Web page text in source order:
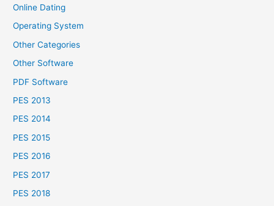
Online Dating
Operating System
Other Categories
Other Software
PDF Software
PES 2013
PES 2014
PES 2015
PES 2016
PES 2017
PES 2018